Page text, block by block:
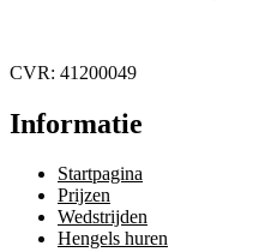
CVR: 41200049
Informatie
Startpagina
Prijzen
Wedstrijden
Hengels huren